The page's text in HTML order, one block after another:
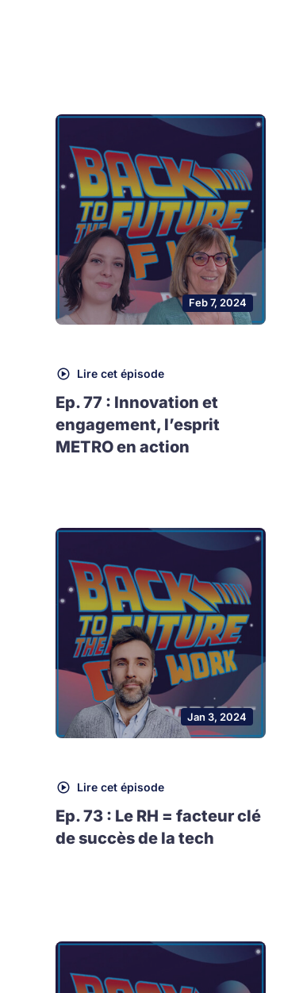
Feb 7, 2024
Lire cet épisode
Ep. 77 : Innovation et
engagement, l’esprit
METRO en action
Jan 3, 2024
Lire cet épisode
Ep. 73 : Le RH = facteur clé
de succès de la tech